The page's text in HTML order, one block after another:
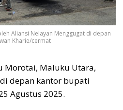
Aliansi Nelayan Menggugat di depan
Kharie/cermat
Morotai, Maluku Utara,
depan kantor bupati
Agustus 2025.